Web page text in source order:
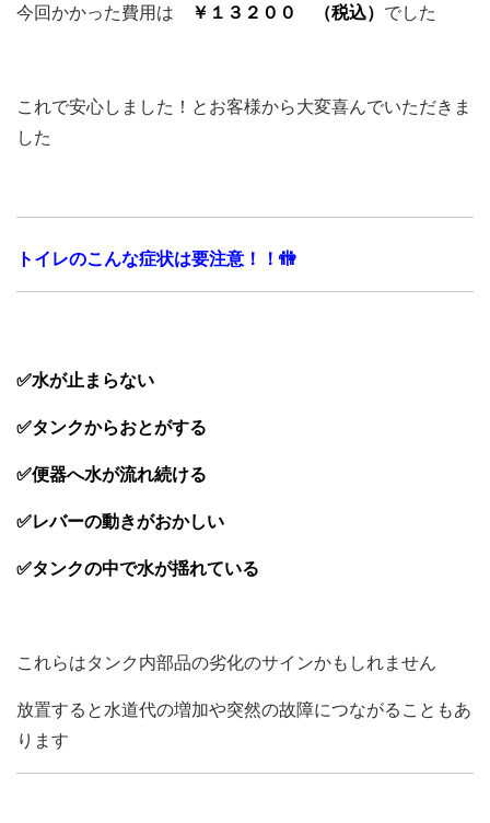
今回かかった費用は ￥１３２００ （税込） でした
これで安心しました！とお客様から大変喜んでいただきま
した
トイレのこんな症状は要注意！！🚻
✅水が止まらない
✅タンクからおとがする
✅便器へ水が流れ続ける
✅レバーの動きがおかしい
✅タンクの中で水が揺れている
これらはタンク内部品の劣化のサインかもしれません
放置すると水道代の増加や突然の故障につながることもあ
ります